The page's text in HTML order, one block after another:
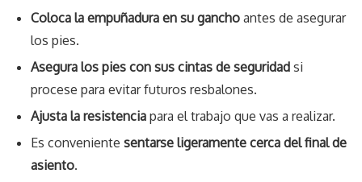
Coloca la empuñadura en su gancho antes de asegurar
los pies.
Asegura los pies con sus cintas de seguridad si
procese para evitar futuros resbalones.
Ajusta la resistencia para el trabajo que vas a realizar.
Es convenientesentarse ligeramente cerca del final de
asiento.